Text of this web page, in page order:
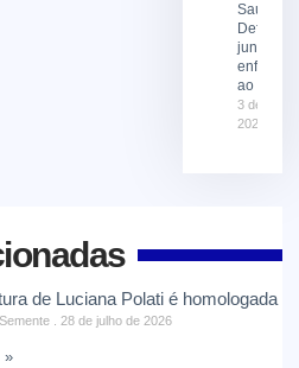
Saúde e
Defesa
juntas no
ao El
3 de
2026
de Luciana Polati é homologada
28 de julho de 2026
»